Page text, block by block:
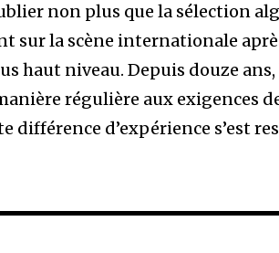
non plus que la sélection
sur la scène internationale
haut niveau. Depuis douze
régulière aux exigences
différence d’expérience s’est